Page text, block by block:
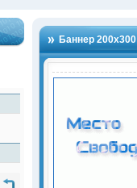
Баннер 200х300